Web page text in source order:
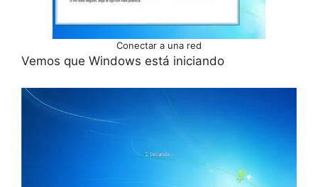
Conectar a una red
Vemos que Windows está iniciando